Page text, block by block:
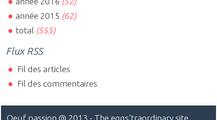
année 2015 (62)
total (555)
Flux RSS
Fil des articles
Fil des commentaires
Oeuf passion @ 2013 - The eggs'traordinary site